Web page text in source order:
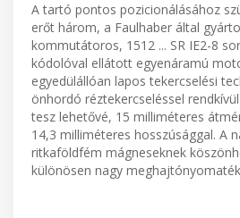
A tartó pontos pozicionálásához
erőt három, a Faulhaber által
kommutátoros, 1512 ... SR IE2-8
kódolóval ellátott egyenáramú
egyedülállóan lapos tekercselési
önhordó réztekercseléssel
tesz lehetővé, 15 milliméteres
14,3 milliméteres hosszúsággal. A
ritkaföldfém mágneseknek
különösen nagy